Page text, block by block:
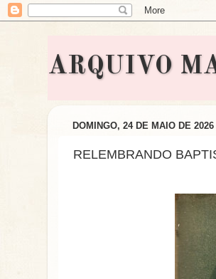
ARQUIVO
DOMINGO, 24 DE MAIO DE 2026
RELEMBRANDO